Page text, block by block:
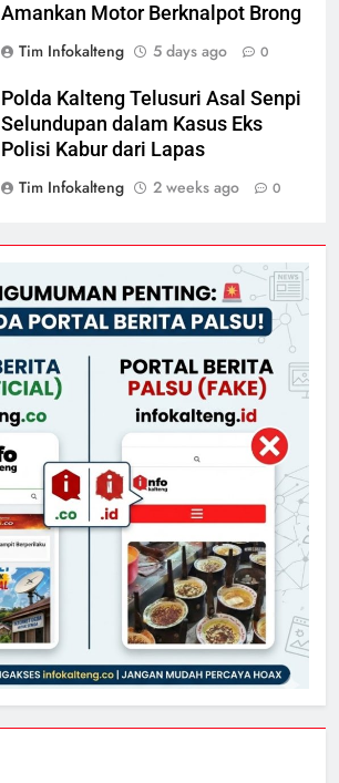
Amankan Motor Berknalpot Brong
Tim Infokalteng
5 days ago 0
Polda Kalteng Telusuri Asal Senpi
Selundupan dalam Kasus Eks
Polisi Kabur dari Lapas
Tim Infokalteng
2 weeks ago 0